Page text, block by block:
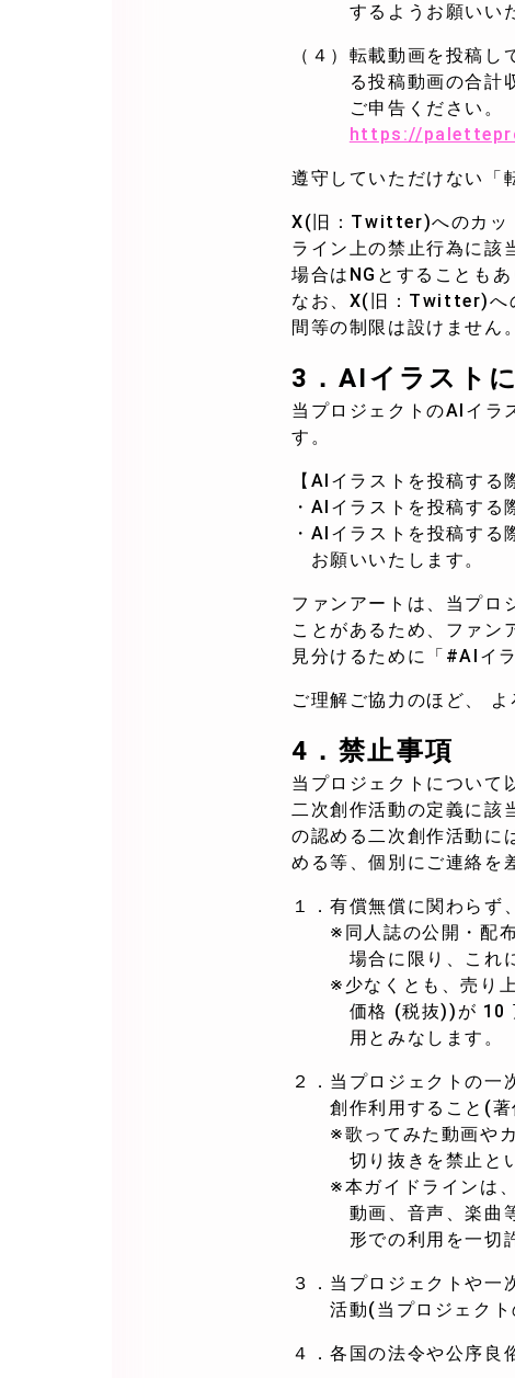
するようお願いいた
（４）転載動画を投稿
る投稿動画の合計収
ご申告ください。
https://
遵守していただけない「
X(旧：Twitter)へのカッ
ライン上の禁止行為に該
場合はNGとすることもあ
なお、X(旧：Twitter)へ
間等の制限は設けません。
3． AIイラスト
当プロジェクトのAIイラ
す。
【AIイラストを投稿する
・AIイラストを投稿する
・AIイラストを投稿す
お願いいたします。
ファンアートは、当プロ
ことがあるため、ファン
見分けるために「#AIイ
ご理解ご協力のほど、 よ
4． 禁止事項
当プロジェクトについて
二次創作活動の定義に該
の認める二次創作活動に
める等、個別にご連絡を
１．有償無償に関わらず
※同人誌の公開・配布
場合に限り、これに
※少なくとも、売り上
価格 (税抜))が 10 万
用とみなします。
２．当プロジェクトの
創作利用すること(著
※歌ってみた動画やカ
切り抜きを禁止とい
※本ガイドラインは、
動画、音声、楽曲等
形での利用を一切許
３．当プロジェクトや一
活動(当プロジェクト
４．各国の法令や公序良